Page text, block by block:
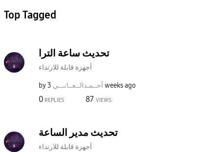
Top Tagged
تحديث ساعة الترا
أجهزة قابلة للارتداء
by أحــمـدالــعــانـــي 3 weeks ago
0 REPLIES 87 VIEWS
تحديث مدير الساعة
أجهزة قابلة للارتداء